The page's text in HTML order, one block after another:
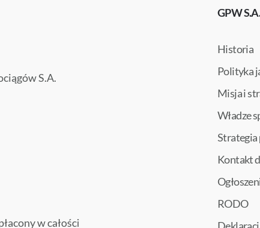
S.A.
w całości
GPW
Historia
Polityka
Misja i
Władze
Strategia
Kontakt
RODO